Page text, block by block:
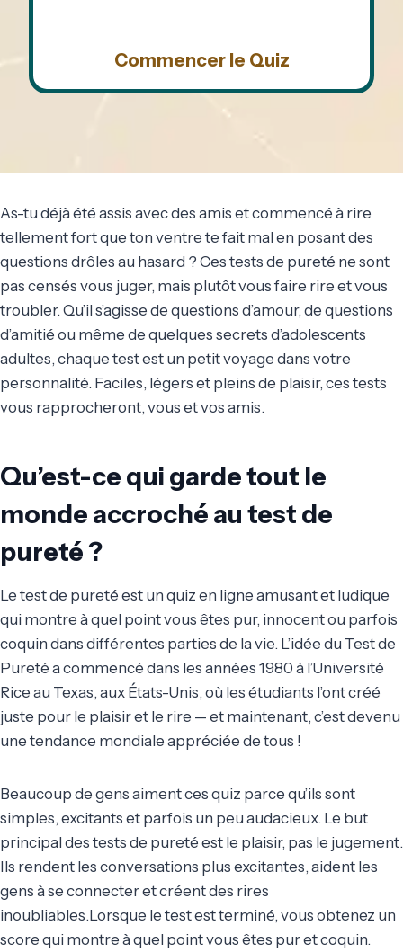
Commencer le Quiz
As-tu déjà été assis avec des amis et commencé à rire
tellement fort que ton ventre te fait mal en posant des
questions drôles au hasard ? Ces tests de pureté ne sont
pas censés vous juger, mais plutôt vous faire rire et vous
troubler. Qu’il s’agisse de questions d’amour, de questions
d’amitié ou même de quelques secrets d’adolescents
adultes, chaque test est un petit voyage dans votre
personnalité. Faciles, légers et pleins de plaisir, ces tests
vous rapprocheront, vous et vos amis.
Qu’est-ce qui garde tout le
monde accroché au test de
pureté ?
Le test de pureté est un quiz en ligne amusant et ludique
qui montre à quel point vous êtes pur, innocent ou parfois
coquin dans différentes parties de la vie. L’idée du Test de
Pureté a commencé dans les années 1980 à l’Université
Rice au Texas, aux États-Unis, où les étudiants l’ont créé
juste pour le plaisir et le rire — et maintenant, c’est devenu
une tendance mondiale appréciée de tous !
Beaucoup de gens aiment ces quiz parce qu’ils sont
simples, excitants et parfois un peu audacieux. Le but
principal des tests de pureté est le plaisir, pas le jugement.
Ils rendent les conversations plus excitantes, aident les
gens à se connecter et créent des rires
inoubliables.Lorsque le test est terminé, vous obtenez un
score qui montre à quel point vous êtes pur et coquin.